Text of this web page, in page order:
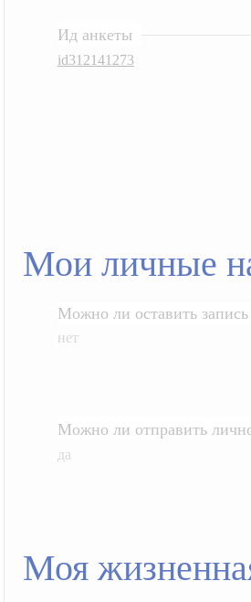
Ид анкеты
id312141273
Мои личные
Можно ли оставить запись
нет
Можно ли отправить
да
Моя